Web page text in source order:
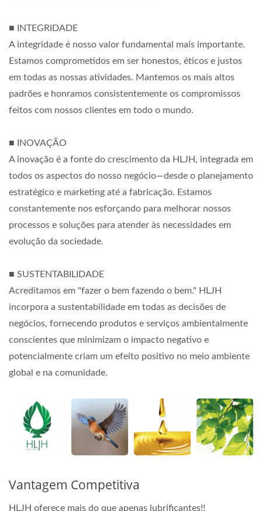
■ INTEGRIDADE
A integridade é nosso valor fundamental mais importante.
Estamos comprometidos em ser honestos, éticos e justos
em todas as nossas atividades. Mantemos os mais altos
padrões e honramos consistentemente os compromissos
feitos com nossos clientes em todo o mundo.
■ INOVAÇÃO
A inovação é a fonte do crescimento da HLJH, integrada em
todos os aspectos do nosso negócio—desde o planejamento
estratégico e marketing até a fabricação. Estamos
constantemente nos esforçando para melhorar nossos
processos e soluções para atender às necessidades em
evolução da sociedade.
■ SUSTENTABILIDADE
Acreditamos em "fazer o bem fazendo o bem." HLJH
incorpora a sustentabilidade em todas as decisões de
negócios, fornecendo produtos e serviços ambientalmente
conscientes que minimizam o impacto negativo e
potencialmente criam um efeito positivo no meio ambiente
global e na comunidade.
Vantagem Competitiva
HLJH oferece mais do que apenas lubrificantes!!